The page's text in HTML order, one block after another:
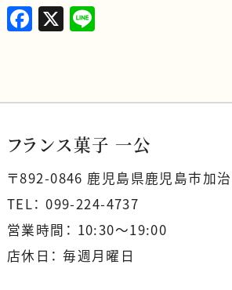
F
a
e
o
o
k
X L
e
フランス菓子 一公
〒892-0846 鹿児島県鹿児島市加
TEL： 099-224-4737
営業時間： 10:30〜19:00
店休日： 毎週月曜日